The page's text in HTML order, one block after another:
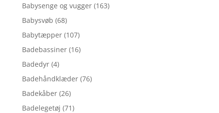
Babysenge og vugger (163)
Babysvøb (68)
Babytæpper (107)
Badebassiner (16)
Badedyr (4)
Badehåndklæder (76)
Badekåber (26)
Badelegetøj (71)